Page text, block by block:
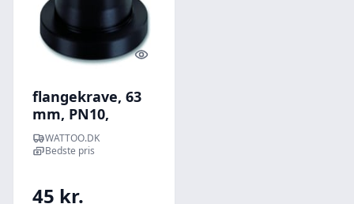
Quick look
flangekrave, 63
mm, PN10,
SDR17
WATTOO.DK
Bedste pris
45 kr.